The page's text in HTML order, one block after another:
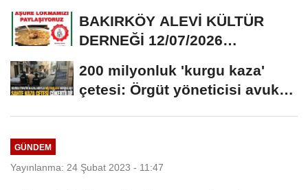
Hapis Talebi
BAKIRKÖY ALEVİ KÜLTÜR
DERNEĞİ 12/07/2026
DAVETİNE...
200 milyonluk 'kurgu kaza'
çetesi: Örgüt yöneticisi avukat
GÜNDEM
Yayınlanma: 24 Şubat 2023 - 11:47